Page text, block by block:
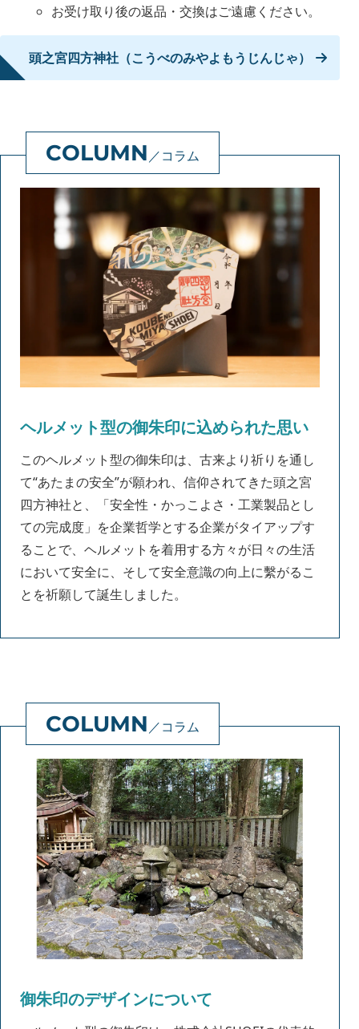
お受け取り後の返品・交換はご遠慮ください。
頭之宮四方神社（こうべのみやよもうじんじゃ）
コラム
ヘルメット型の御朱印に込められた思い
このヘルメット型の御朱印は、古来より祈りを通し
て“あたまの安全”が願われ、信仰されてきた頭之宮
四方神社と、「安全性・かっこよさ・工業製品とし
ての完成度」を企業哲学とする企業がタイアップす
ることで、ヘルメットを着用する方々が日々の生活
において安全に、そして安全意識の向上に繫がるこ
とを祈願して誕生しました。
コラム
御朱印のデザインについて